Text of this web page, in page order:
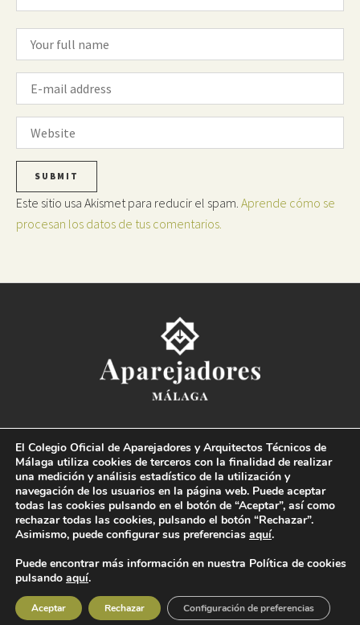
Este sitio usa Akismet para reducir el spam. Aprende cómo se
procesan los datos de tus comentarios.
Paseo del Limonar, 41. 29016 Málaga
T. 952 225 180 · M. 664 236 608 · info@coaat.es
© Colegio Oficial de la Arquitectura Técnica de Málaga 2019 Todos los derechos
reservados |Condiciones legales|Política de protección de datos|Canal de denuncias
Diseño y desarrollo:DSGN Comunicación
El Colegio Oficial de Aparejadores y Arquitectos Técnicos de
Málaga utiliza cookies de terceros con la finalidad de realizar
una medición y análisis estadístico de la utilización y
navegación de los usuarios en la página web. Puede aceptar
todas las cookies pulsando en el botón de “Aceptar”, así como
rechazar todas las cookies, pulsando el botón “Rechazar”.
Asimismo, puede configurar sus preferencias aquí.
Puede encontrar más información en nuestra Política de cookies
pulsando aquí.
Aceptar Rechazar Configuración de preferencias